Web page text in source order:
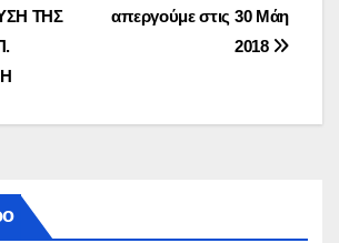
απεργούμε στις 30 Μάη
2018
ΤΗΣ